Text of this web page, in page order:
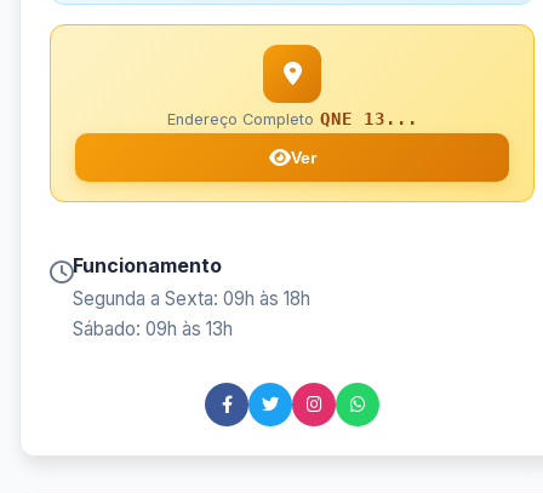
Endereço Completo QNE 13...
Ver
Funcionamento
Segunda a Sexta: 09h às 18h
Sábado: 09h às 13h